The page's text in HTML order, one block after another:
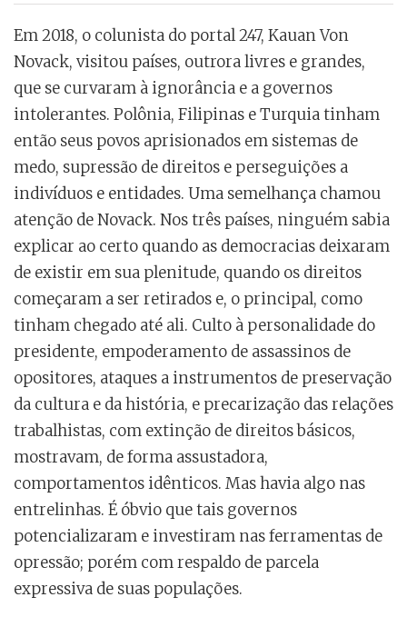
Em 2018, o colunista do portal 247, Kauan Von
Novack, visitou países, outrora livres e grandes,
que se curvaram à ignorância e a governos
intolerantes. Polônia, Filipinas e Turquia tinham
então seus povos aprisionados em sistemas de
medo, supressão de direitos e perseguições a
indivíduos e entidades. Uma semelhança chamou
atenção de Novack. Nos três países, ninguém sabia
explicar ao certo quando as democracias deixaram
de existir em sua plenitude, quando os direitos
começaram a ser retirados e, o principal, como
tinham chegado até ali. Culto à personalidade do
presidente, empoderamento de assassinos de
opositores, ataques a instrumentos de preservação
da cultura e da história, e precarização das relações
trabalhistas, com extinção de direitos básicos,
mostravam, de forma assustadora,
comportamentos idênticos. Mas havia algo nas
entrelinhas. É óbvio que tais governos
potencializaram e investiram nas ferramentas de
opressão; porém com respaldo de parcela
expressiva de suas populações.